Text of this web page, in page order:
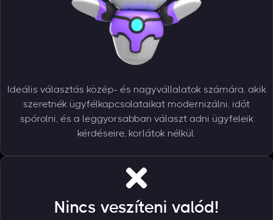
Ideális választás közép- és nagyvállalatok számára, akik
szeretnék ügyfélkapcsolataikat modernizálni, időt
spórolni, és a leggyorsabban választ adni ügyfeleik
kérdéseire, korlátok nélkül.
Nincs veszíteni valód!